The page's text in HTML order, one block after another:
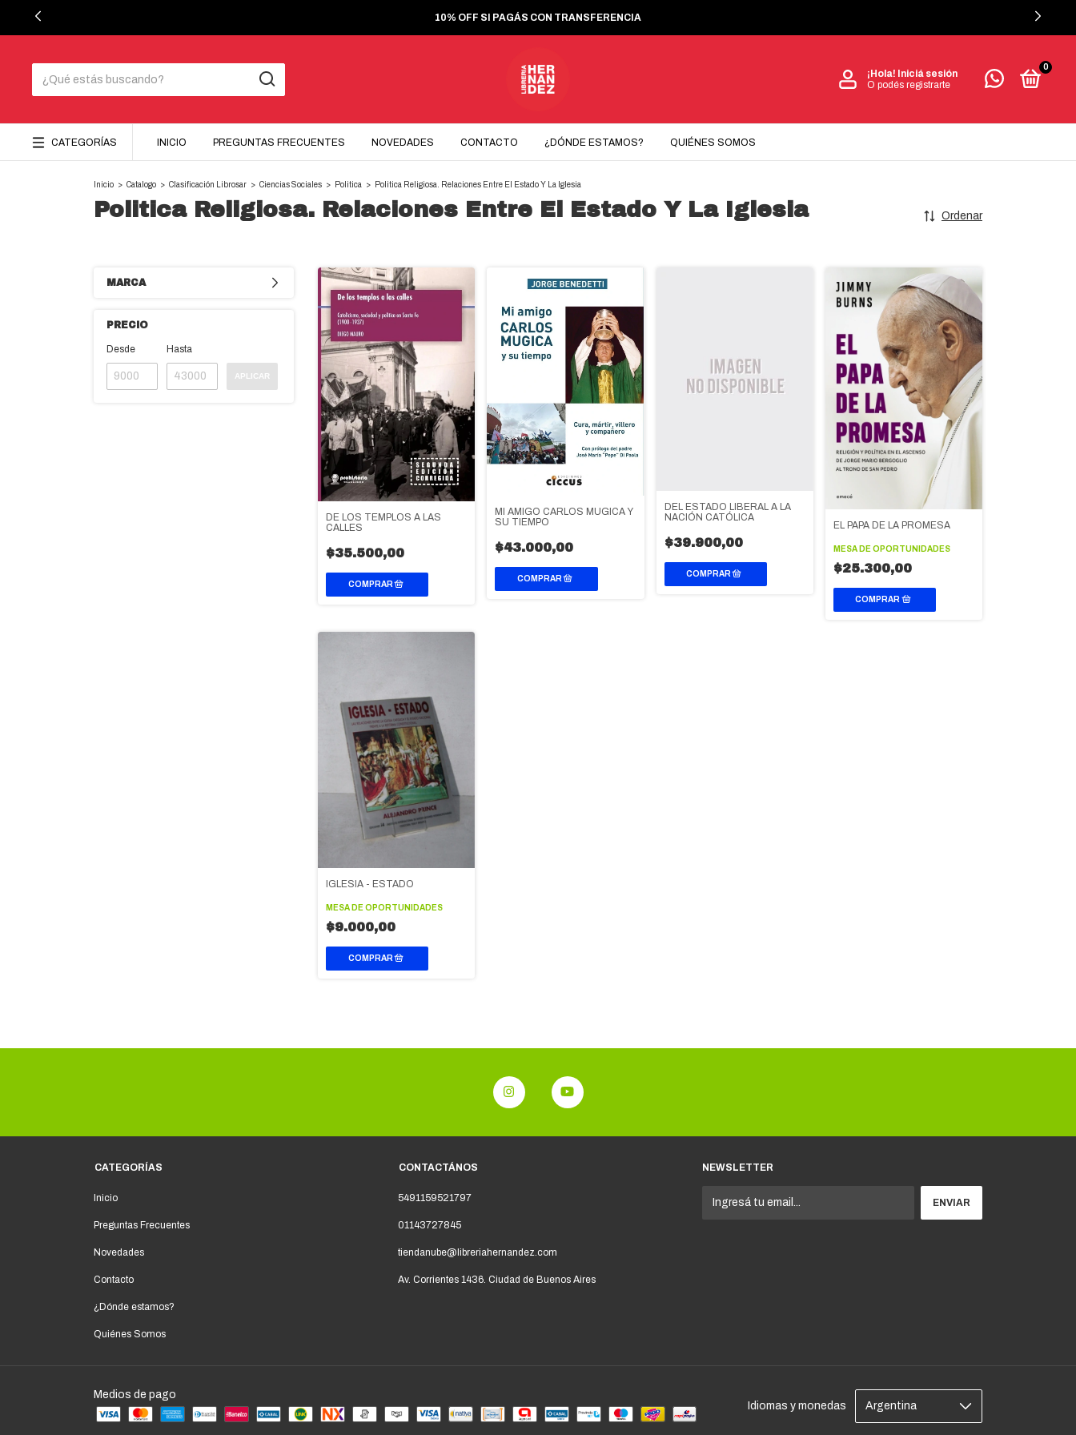
10% OFF SI PAGÁS CON TRANSFERENCIA
¡Hola! Iniciá sesión
O podés registrarte
0
CATEGORÍAS INICIO PREGUNTAS FRECUENTES NOVEDADES CONTACTO ¿DÓNDE ESTAMOS? QUIÉNES SOMOS
Inicio > Catalogo > Clasificación Librosar > Ciencias Sociales > Politica > Politica Religiosa. Relaciones Entre El Estado Y La Iglesia
Politica Religiosa. Relaciones Entre El Estado Y La Iglesia Ordenar
MARCA
PRECIO
Desde Hasta
APLICAR
DE LOS TEMPLOS A LAS
CALLES
$35.500,00
MI AMIGO CARLOS MUGICA Y
SU TIEMPO
$43.000,00
DEL ESTADO LIBERAL A LA
NACIÓN CATÓLICA
$39.900,00
EL PAPA DE LA PROMESA
MESA DE OPORTUNIDADES
$25.300,00
IGLESIA - ESTADO
MESA DE OPORTUNIDADES
$9.000,00
CATEGORÍAS
Inicio
Preguntas Frecuentes
Novedades
Contacto
¿Dónde estamos?
Quiénes Somos
CONTACTÁNOS
5491159521797
01143727845
tiendanube@libreriahernandez.com
Av. Corrientes 1436. Ciudad de Buenos Aires
NEWSLETTER
Medios de pago
Idiomas y monedas